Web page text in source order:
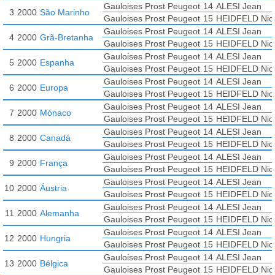
3 2000 São Marinho
Gauloises Prost Peugeot 14 ALESI Jean
Gauloises Prost Peugeot 15 HEIDFELD
4 2000 Grã-Bretanha
Gauloises Prost Peugeot 14 ALESI Jean
Gauloises Prost Peugeot 15 HEIDFELD
5 2000 Espanha
Gauloises Prost Peugeot 14 ALESI Jean
Gauloises Prost Peugeot 15 HEIDFELD
6 2000 Europa
Gauloises Prost Peugeot 14 ALESI Jean
Gauloises Prost Peugeot 15 HEIDFELD
7 2000 Mónaco
Gauloises Prost Peugeot 14 ALESI Jean
Gauloises Prost Peugeot 15 HEIDFELD
8 2000 Canadá
Gauloises Prost Peugeot 14 ALESI Jean
Gauloises Prost Peugeot 15 HEIDFELD
9 2000 França
Gauloises Prost Peugeot 14 ALESI Jean
Gauloises Prost Peugeot 15 HEIDFELD
10 2000 Áustria
Gauloises Prost Peugeot 14 ALESI Jean
Gauloises Prost Peugeot 15 HEIDFELD
11 2000 Alemanha
Gauloises Prost Peugeot 14 ALESI Jean
Gauloises Prost Peugeot 15 HEIDFELD
12 2000 Hungria
Gauloises Prost Peugeot 14 ALESI Jean
Gauloises Prost Peugeot 15 HEIDFELD
13 2000 Bélgica
Gauloises Prost Peugeot 14 ALESI Jean
Gauloises Prost Peugeot 15 HEIDFELD